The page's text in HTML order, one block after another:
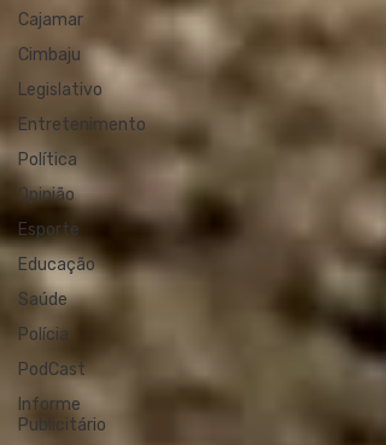
Cajamar
Cimbaju
Legislativo
Entretenimento
Política
Opinião
Esporte
Educação
Saúde
Polícia
PodCast
Informe
Publicitário